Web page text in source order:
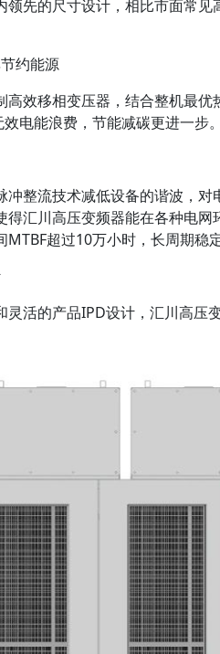
领先的尺寸设计，相比市面常
约能源
高效移相变压器，结合整机最
电能浪费，节能减碳更进一步。
冲整流技术减低设备的谐波，
得汇川高压变频器能在各种电
超过10万小时，长周期稳
灵活的产品IPD设计，汇川高压